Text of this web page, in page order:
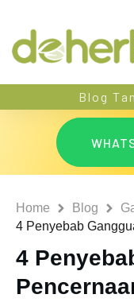
Blog
Home Blog
4